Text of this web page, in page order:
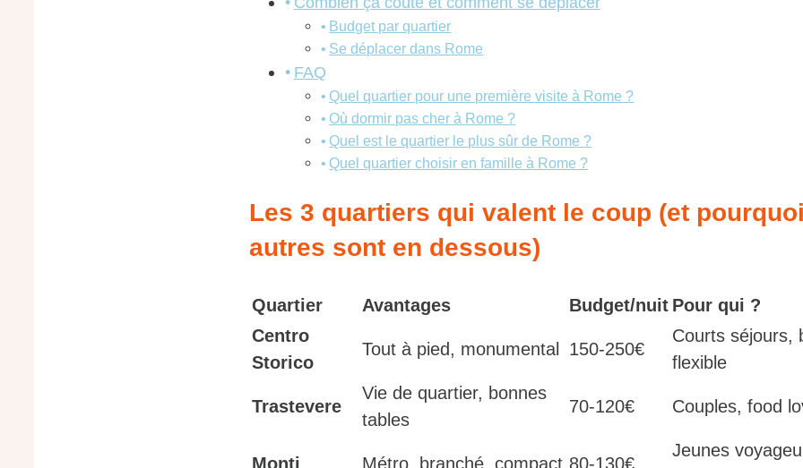
Budget par quartier
Se déplacer dans Rome
FAQ
Quel quartier pour une première visite à Rome ?
Où dormir pas cher à Rome ?
Quel est le quartier le plus sûr de Rome ?
Quel quartier choisir en famille à Rome ?
Les 3 quartiers qui valent le coup (et
autres sont en dessous)
Quartier Avantages Budget/nuit Pour qui ?
Centro
Storico
Tout à pied, monumental 150-250€
Courts séjours,
flexible
Trastevere
Vie de quartier, bonnes
tables
70-120€ Couples, food
Monti Métro, branché, compact 80-130€
Jeunes